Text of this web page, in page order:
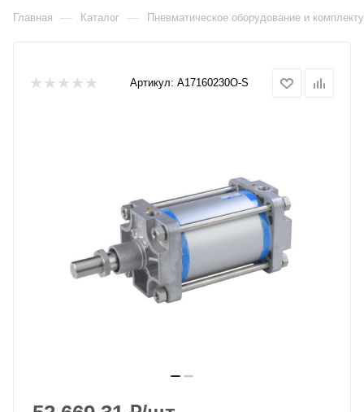
Главная — Каталог — Пневматическое оборудование и
Артикул: A17160230O-S